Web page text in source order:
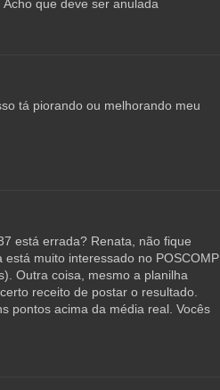
que deve ser anulada
tá piorando ou melhorando meu
está errada? Renata, não fique
muito interessado no POSCOMP
Outra coisa, mesmo a planilha
receito de postar o resultado.
pontos acima da média real. Vocês